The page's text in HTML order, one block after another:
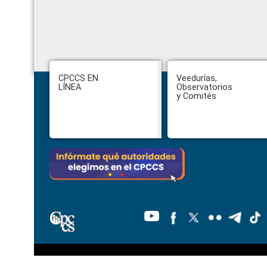
Footer
CPCCS EN
LÍNEA
Veedurías,
Observatorios
y Comités